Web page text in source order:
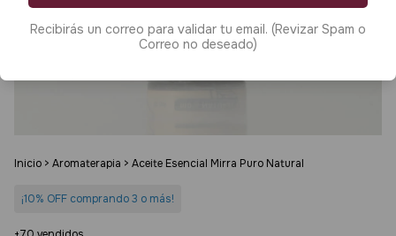
Inicio > Aromaterapia > Aceite Esencial Mirra Puro Natural
¡10% OFF comprando 3 o más!
Recibirás un correo para validar tu email. (Revizar Spam o
Correo no deseado)